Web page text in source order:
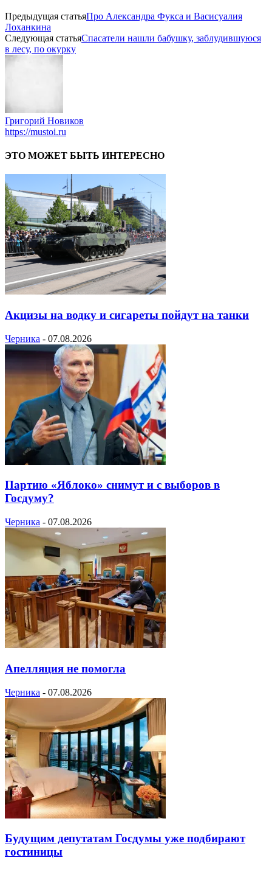
Предыдущая статьяПро Александра Фукса и Васисуалия
Лоханкина
Следующая статьяСпасатели нашли бабушку, заблудившуюся
в лесу, по окурку
Григорий Новиков
https://mustoi.ru
ЭТО МОЖЕТ БЫТЬ ИНТЕРЕСНО
Акцизы на водку и сигареты пойдут на танки
Черника - 07.08.2026
Партию «Яблоко» снимут и с выборов в
Госдуму?
Черника - 07.08.2026
Апелляция не помогла
Черника - 07.08.2026
Будущим депутатам Госдумы уже подбирают
гостиницы